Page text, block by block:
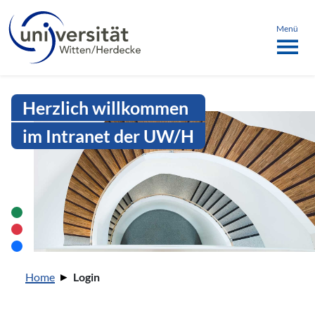
Intranet Uni WH | Login
Menü
Sprachmenü
schließen
Herzlich willkommen
im Intranet der UW/H
Sie sind hier:
Home Login